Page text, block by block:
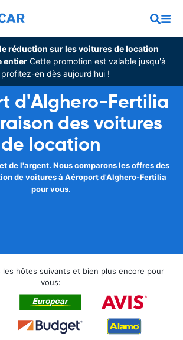
réduction sur les voitures de location
entier Cette promotion est valable jusqu'à
en dès aujourd'hui !
d'Alghero-Fertilia
des voitures
de location
de l'argent. Nous comparons les offres des
de voitures à Aéroport d'Alghero-Fertilia
pour vous.
les hôtes suivants et bien plus encore pour
vous: